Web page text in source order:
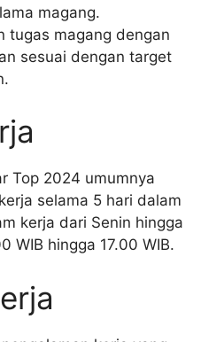
magang.
tugas magang dengan
sesuai dengan target
Top 2024 umumnya
selama 5 hari dalam
kerja dari Senin hingga
WIB hingga 17.00 WIB.